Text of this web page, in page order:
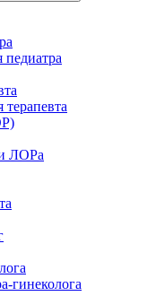
педиатра
ЛОРа
гинеколога